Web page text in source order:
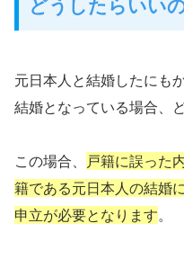
どうしたらいい
元日本人と結婚したにも
結婚となっている場合、
この場合、
戸籍に誤った
籍である元日本人の結婚
申立が必要となります。